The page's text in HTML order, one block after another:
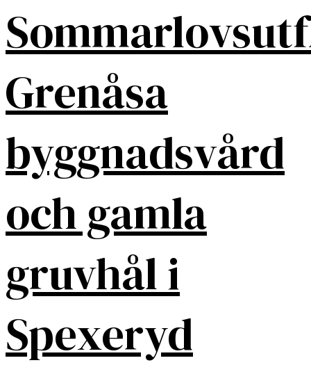
Grenåsa
byggnadsvård
och gamla
gruvhål i
Spexeryd